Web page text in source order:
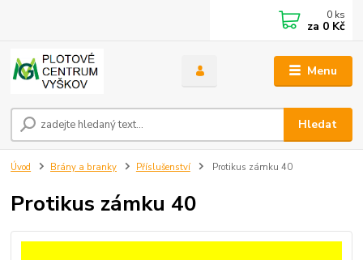
Menu
Hledat
0 ks
za 0 Kč
Úvod Brány a branky Příslušenství Protikus zámku 40
Protikus zámku 40